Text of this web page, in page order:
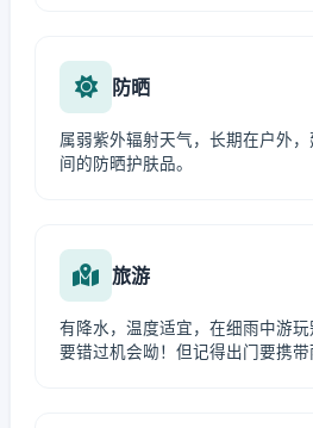
防晒
属弱紫外辐射天气，长期在户外
间的防晒护肤品。
旅游
有降水，温度适宜，在细雨中游
要错过机会呦！但记得出门要携带